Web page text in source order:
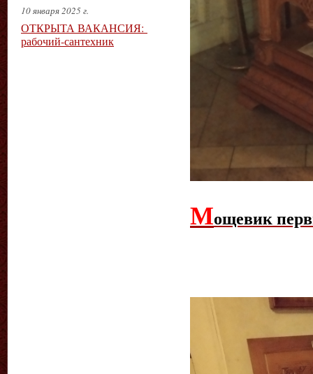
Мощевик
10 января 2025 г.
ОТКРЫТА ВАКАНСИЯ:
рабочий-сантехник